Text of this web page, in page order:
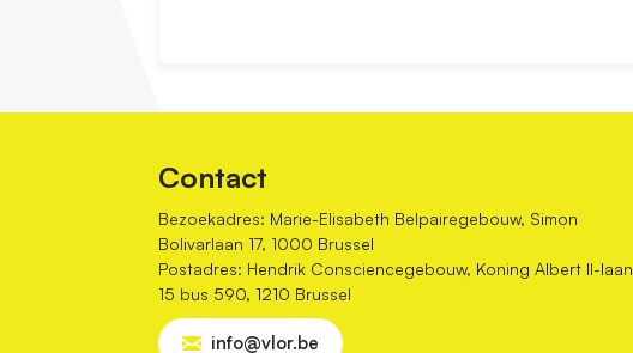
Contact
Bezoekadres: Marie-Elisabeth Belpairegebouw, Simon
Bolivarlaan 17, 1000 Brussel
Postadres: Hendrik Consciencegebouw, Koning Albert II-laan
15 bus 590, 1210 Brussel
info@vlor.be